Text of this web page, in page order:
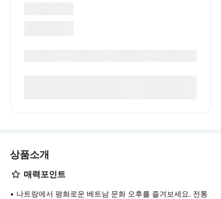
상품소개
매력포인트
나트랑에서 평화로운 베트남 문화 오후를 즐겨보세요. 전통